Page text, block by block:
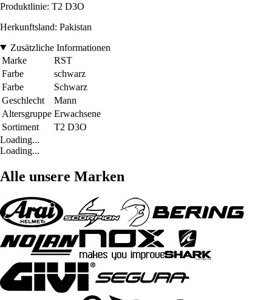
Produktlinie: T2 D3O
Herkunftsland: Pakistan
Zusätzliche Informationen
Marke
RST
Farbe
schwarz
Farbe
Schwarz
Geschlecht
Mann
Altersgruppe Erwachsene
Sortiment
T2 D3O
Loading...
Loading...
Alle unsere Marken